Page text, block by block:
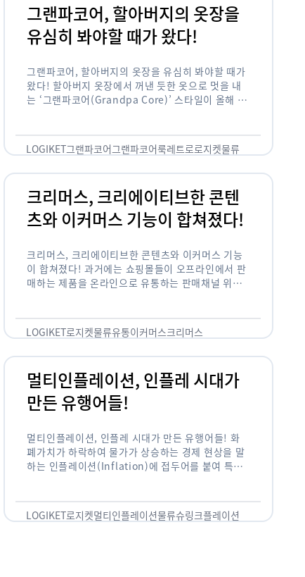
그랜파코어, 할아버지의 옷장을
유심히 봐야할 때가 왔다!
그랜파코어, 할아버지의 옷장을 유심히 봐야할 때가
왔다! 할아버지 옷장에서 꺼낸 듯한 옷으로 멋을 내
는 ‘그랜파코어(Grandpa Core)’ 스타일이 올해 패
을 …
LOGIKET그랜파코어그랜파코어룩레트로로지켓물류
크리머스, 크리에이티브한 콘텐
츠와 이커머스 기능이 합쳐졌다!
크리머스, 크리에이티브한 콘텐츠와 이커머스 기능
이 합쳐졌다! 과거에는 쇼핑몰들이 오프라인에서 판
매하는 제품을 온라인으로 유통하는 판매채널 위주
는 콘텐츠 기반의 …
LOGIKET로지켓물류유통이커머스크리머스
멀티인플레이션, 인플레 시대가
만든 유행어들!
멀티인플레이션, 인플레 시대가 만든 유행어들! 화
폐가치가 하락하여 물가가 상승하는 경제 현상을 말
하는 인플레이션(Inflation)에 접두어를 붙여 특정
링크플레이션, 그리드플레이션 등등. …
LOGIKET로지켓멀티인플레이션물류슈링크플레이션